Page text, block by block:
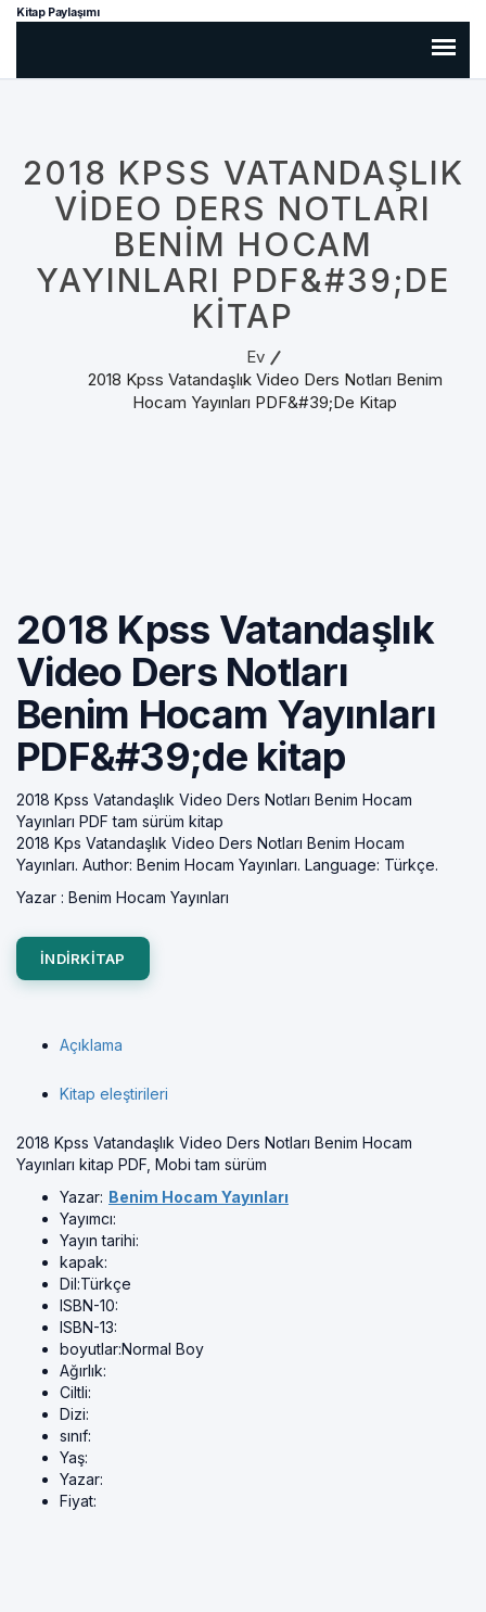
Kitap Paylaşımı
2018 KPSS VATANDAŞLIK
VIDEO DERS NOTLARI
BENIM HOCAM
YAYINLARI PDF&#39;DE
KITAP
Ev
2018 Kpss Vatandaşlık Video Ders Notları Benim
Hocam Yayınları PDF&#39;de Kitap
2018 Kpss Vatandaşlık
Video Ders Notları
Benim Hocam Yayınları
PDF&#39;de kitap
2018 Kpss Vatandaşlık Video Ders Notları Benim Hocam
Yayınları PDF tam sürüm kitap
2018 Kps Vatandaşlık Video Ders Notları Benim Hocam
Yayınları. Author: Benim Hocam Yayınları. Language: Türkçe.
Yazar : Benim Hocam Yayınları
INDIRKITAP
Açıklama
Kitap eleştirileri
2018 Kpss Vatandaşlık Video Ders Notları Benim Hocam
Yayınları kitap PDF, Mobi tam sürüm
Yazar: Benim Hocam Yayınları
Yayımcı:
Yayın tarihi:
kapak:
Dil:Türkçe
ISBN-10:
ISBN-13:
boyutlar:Normal Boy
Ağırlık:
Ciltli:
Dizi:
sınıf:
Yaş:
Yazar:
Fiyat: